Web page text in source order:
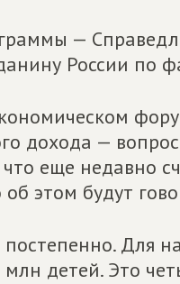
—
России по
дохода —
еще недавно
этом будут
постепенно. Для
детей. Это